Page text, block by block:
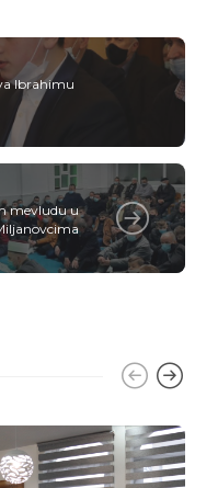
Ibrahimu
mevludu u